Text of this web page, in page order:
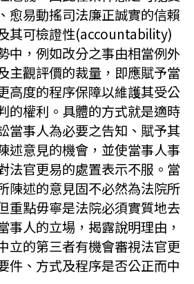
愈易動搖司法廉正誠實的信賴
其可檢證性(accountability)
中，例如改分之事由相當例外
主觀評價的裁量，即應賦予當
高度的程序保障以維護其受公
的權利。具體的方式就是適時
當事人為必要之告知、賦予其
述意見的機會，並使當事人事
法官更易的處置表示不服。當
陳述的意見固不必然為法院所
重點毋寧是法院必須實質地去
事人的立場，揭露說明理由，
立的第三者有機會審視法官更
件、方式及程序是否公正而中